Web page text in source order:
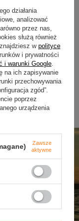
Water King Stynka
3 | 10szt.
zł
za: 656.7 pkt
Ilość produktówDO KOSZYKA
działania
analizować
przez nas,
służą również
w polityce
i prywatności
i warunki Google
na ich zapisywanie
przechowywania
zgód”.
poprzez
urządzenia
Zawsze
aktywne